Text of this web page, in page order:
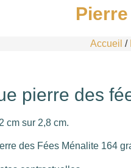
Accueil /
pierre des
cm sur 2,8 cm.
des Fées Ménalite 164